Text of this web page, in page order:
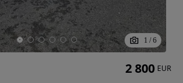
1 / 6
2 800 EUR